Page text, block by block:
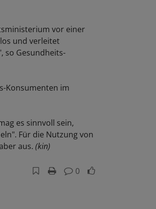
vor einer
und verleitet
so Gesundheits-
Konsumenten im
es sinnvoll sein,
Für die Nutzung von
aus. (kin)
0